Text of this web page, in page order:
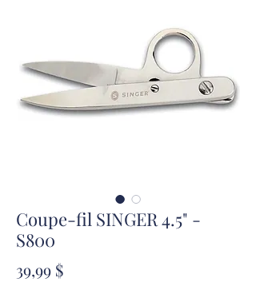
Coupe-fil SINGER 4.5" -
S800
39,99 $Prix